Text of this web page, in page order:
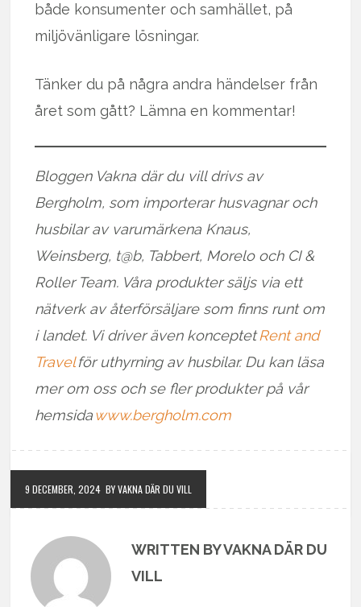
både konsumenter och samhället, på
miljövänligare lösningar.
Tänker du på några andra händelser från
året som gått? Lämna en kommentar!
Bloggen Vakna där du vill drivs av
Bergholm, som importerar husvagnar och
husbilar av varumärkena Knaus,
Weinsberg, t@b, Tabbert, Morelo och CI &
Roller Team. Våra produkter säljs via ett
nätverk av återförsäljare som finns runt om
i landet. Vi driver även konceptetRent and
Travelför uthyrning av husbilar. Du kan läsa
mer om oss och se fler produkter på vår
hemsidawww.bergholm.com
9 DECEMBER, 2024 BY VAKNA DÄR DU VILL
WRITTEN BY VAKNA DÄR DU
VILL